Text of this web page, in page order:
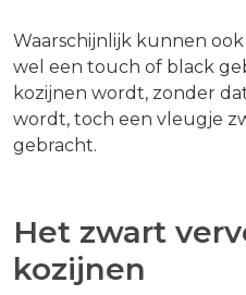
Waarschijnlijk kunnen
wel een touch of black
kozijnen wordt, zonder
wordt, toch een vleugje
gebracht.
Het zwart
kozijnen